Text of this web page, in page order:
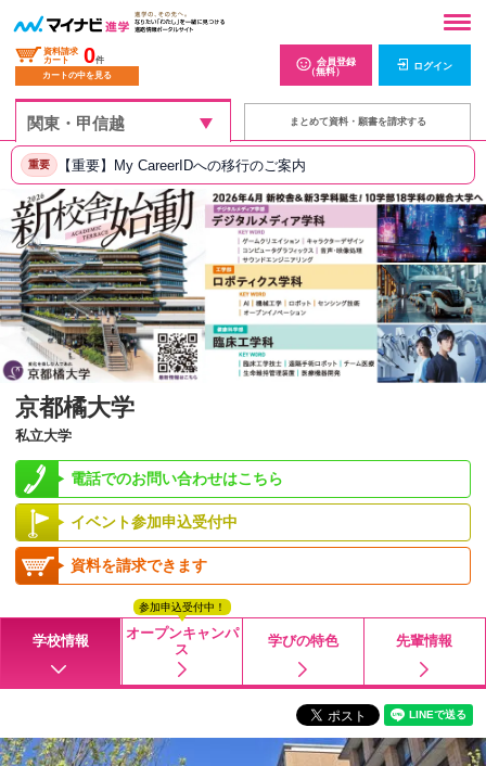
資料請求
カート
0件
カートの中を見る
会員登録
（無料）
ログイン
まとめて資料・願書を請求する
重要 【重要】My CareerIDへの移行のご案内
京都橘大学
私立大学
電話でのお問い合わせはこちら
イベント参加申込受付中
資料を請求できます
学校情報
オープンキャンパ
ス
参加申込受付中！
学びの特色 先輩情報